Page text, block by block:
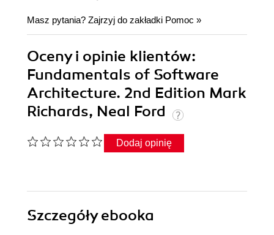
Masz pytania? Zajrzyj do zakładki Pomoc »
Oceny i opinie klientów:
Fundamentals of Software
Architecture. 2nd Edition Mark
Richards, Neal Ford
Dodaj opinię
Szczegółyebooka